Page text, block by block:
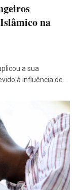
na
a sua
à influência de…